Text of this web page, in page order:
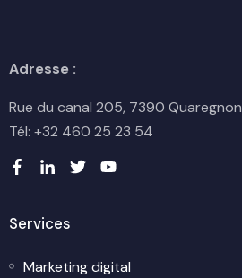
Adresse :
Rue du canal 205, 7390 Quaregnon
Tél: +32 460 25 23 54
Services
Marketing digital